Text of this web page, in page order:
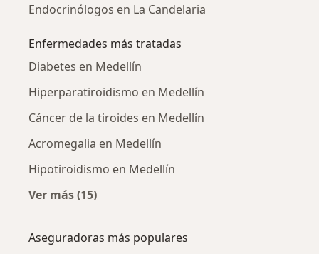
Endocrinólogos en La Candelaria
Enfermedades más tratadas
Diabetes en Medellín
Hiperparatiroidismo en Medellín
Cáncer de la tiroides en Medellín
Acromegalia en Medellín
Hipotiroidismo en Medellín
Ver más (15)
Aseguradoras más populares